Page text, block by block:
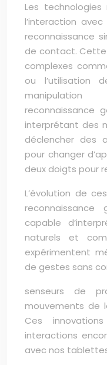
Les
l’interaction
reconnaissance
de contact.
complexes
ou l’utilisation
reconnaissance
interprétant des
déclencher des
pour changer
deux doigts pour
L’évolution de
reconnaissance
capable
naturels et
expérimentent
de gestes sans
senseurs de
mouvements de
Ces
interactions
avec nos